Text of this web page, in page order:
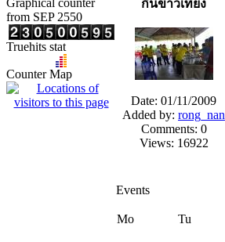
Graphical counter
from SEP 2550
Truehits stat
Counter Map
กินข้าวเที่ยง
Date: 01/11/2009
Added by: rong_nan
Comments: 0
Views: 16922
Events
Mo
Tu